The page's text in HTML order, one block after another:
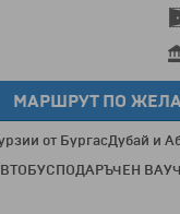
МАРШРУТ ПО
от БургасДубай и
ПОДАРЪЧЕН